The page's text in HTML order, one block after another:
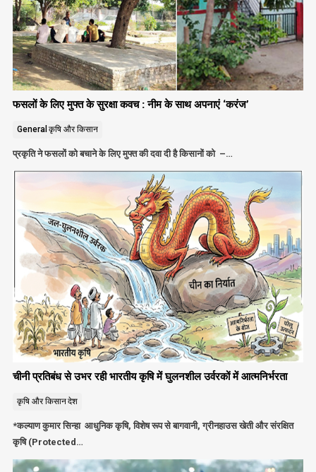
फसलों के लिए मुफ्त के सुरक्षा कवच : नीम के साथ अपनाएं ‘करंज’
General कृषि और किसान
प्रकृति ने फसलों को बचाने के लिए मुफ्त की दवा दी है किसानों को –…
चीनी प्रतिबंध से उभर रही भारतीय कृषि में घुलनशील उर्वरकों में आत्मनिर्भरता
कृषि और किसानदेश
*कल्याण कुमार सिन्हा आधुनिक कृषि, विशेष रूप से बागवानी, ग्रीनहाउस खेती और संरक्षित
कृषि (Protected…